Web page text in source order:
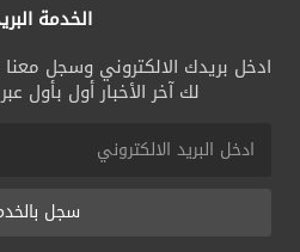
الخدمة
ادخل بريدك الالكتروني وسجل
لك آخر الأخبار أول بأول
سجل